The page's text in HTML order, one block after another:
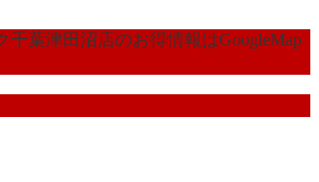
千葉津田沼店のお得情報はGoogleMap